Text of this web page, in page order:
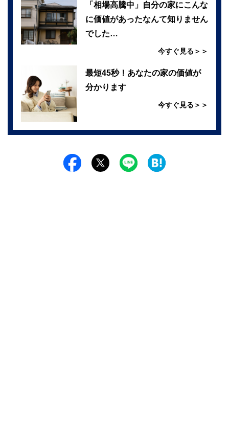
「相場高騰中」自分の家にこんな
に価値があったなんて知りません
でした…
今すぐ見る＞＞
最短45秒！あなたの家の価値が
分かります
今すぐ見る＞＞